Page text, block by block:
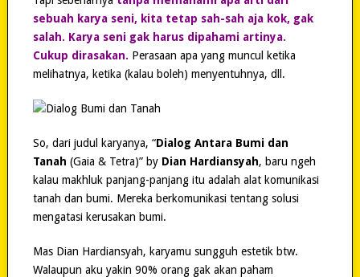
sebuah karya seni, kita tetap sah-sah aja kok, gak
salah. Karya seni gak harus dipahami artinya.
Cukup dirasakan. Perasaan apa yang muncul ketika
melihatnya, ketika (kalau boleh) menyentuhnya, dll.
So, dari judul karyanya, “Dialog Antara Bumi dan
Tanah (Gaia & Tetra)” by Dian Hardiansyah, baru ngeh
kalau makhluk panjang-panjang itu adalah alat komunikasi
tanah dan bumi. Mereka berkomunikasi tentang solusi
mengatasi kerusakan bumi.
Mas Dian Hardiansyah, karyamu sungguh estetik btw.
Walaupun aku yakin 90% orang gak akan paham